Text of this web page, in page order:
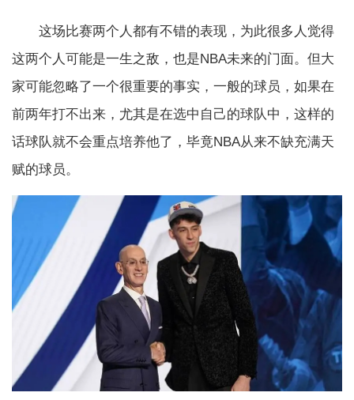
这场比赛两个人都有不错的表现，为此很多人觉得
这两个人可能是一生之敌，也是NBA未来的门面。但大
家可能忽略了一个很重要的事实，一般的球员，如果在
前两年打不出来，尤其是在选中自己的球队中，这样的
话球队就不会重点培养他了，毕竟NBA从来不缺充满天
赋的球员。